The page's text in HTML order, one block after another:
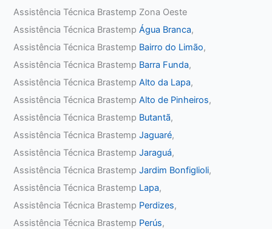
Assistência Técnica Brastemp Zona Oeste
Assistência Técnica BrastempÁgua Branca,
Assistência Técnica Brastemp Bairro do Limão,
Assistência Técnica Brastemp Barra Funda,
Assistência Técnica BrastempAlto da Lapa,
Assistência Técnica BrastempAlto de Pinheiros,
Assistência Técnica Brastemp Butantã,
Assistência Técnica BrastempJaguaré,
Assistência Técnica BrastempJaraguá,
Assistência Técnica BrastempJardim Bonfiglioli,
Assistência Técnica Brastemp Lapa,
Assistência Técnica Brastemp Perdizes,
Assistência Técnica Brastemp Perús,